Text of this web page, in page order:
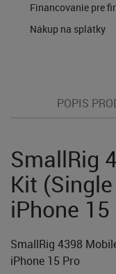
Financovanie pre
Nákup na splátky
POPIS
SmallRig
Kit
iPhone 15
SmallRig 4398
iPhone 15 Pro